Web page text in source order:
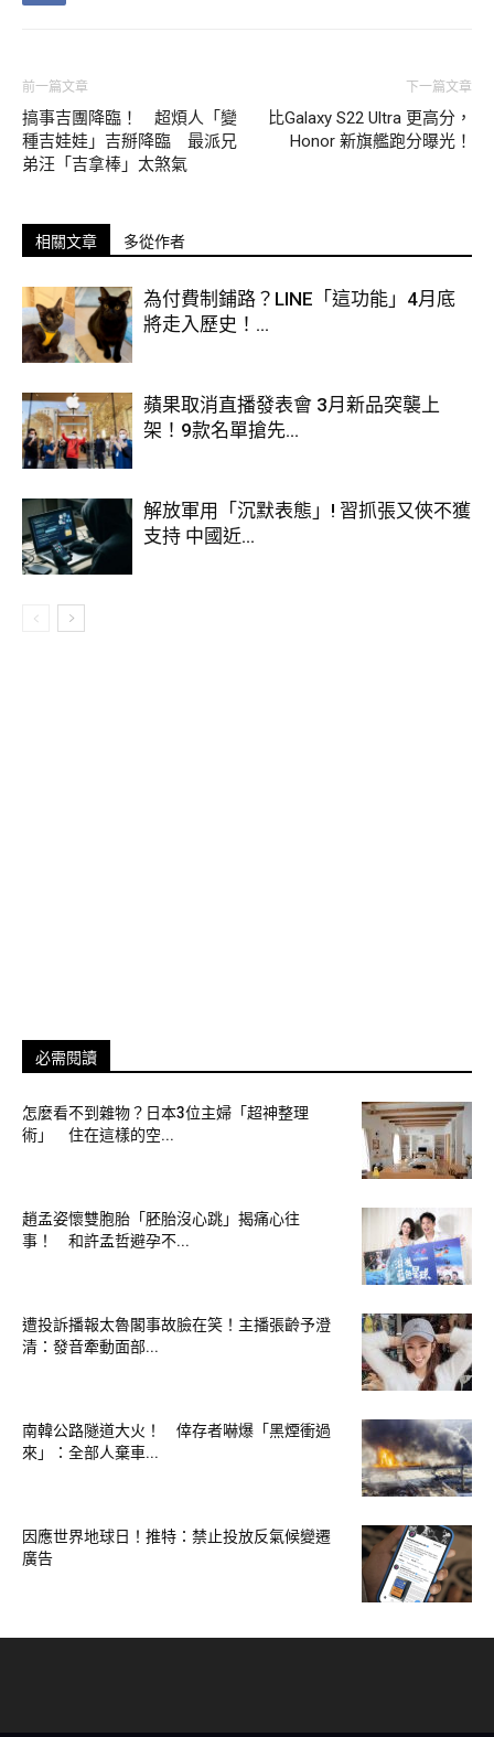
綜合現有資訊，Edge 30 Pro 將保留其國行版同配置機型 Edge
X30 的功能規格，包括採用 Snapdragon 8 晶片組，144Hz 更
前一篇文章
搞事吉團降臨！ 超煩人「變
種吉娃娃」吉掰降臨 最派兄
弟汪「吉拿棒」太煞氣
下一篇文章
比Galaxy S22 Ultra 更高分，
Honor 新旗艦跑分曝光！
相關文章 多從作者
為付費制鋪路？LINE「這功能」4月底
將走入歷史！...
蘋果取消直播發表會 3月新品突襲上
架！9款名單搶先...
解放軍用「沉默表態」! 習抓張又俠不獲
支持 中國近...
必需閱讀
怎麼看不到雜物？日本3位主婦「超神整理
術」 住在這樣的空...
趙孟姿懷雙胞胎「胚胎沒心跳」揭痛心往
事！ 和許孟哲避孕不...
遭投訴播報太魯閣事故臉在笑！主播張齡予澄
清：發音牽動面部...
南韓公路隧道大火！ 倖存者嚇爆「黑煙衝過
來」：全部人棄車...
因應世界地球日！推特：禁止投放反氣候變遷
廣告